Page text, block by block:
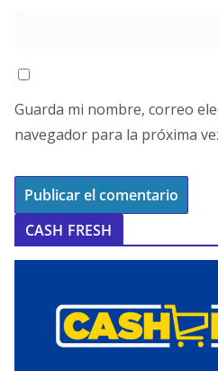
Guarda mi nombre, correo
navegador para la próxima
CASH FRESH